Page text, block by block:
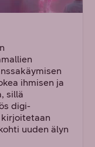
ihmisen ja
sillä
digi-
uuden älyn